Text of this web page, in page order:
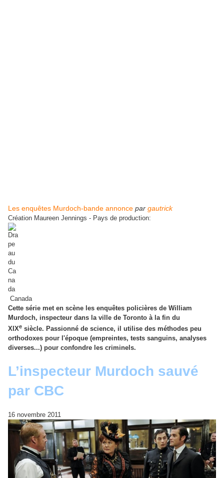
Les enquêtes Murdoch-bande annonce par gautrick
Création Maureen Jennings - Pays de production:
Canada
Cette série met en scène les enquêtes policières de William
Murdoch, inspecteur dans la ville de Toronto à la fin du
XIXe siècle. Passionné de science, il utilise des méthodes peu
orthodoxes pour l'époque (empreintes, tests sanguins, analyses
diverses...) pour confondre les criminels.
L’inspecteur Murdoch sauvé
par CBC
16 novembre 2011